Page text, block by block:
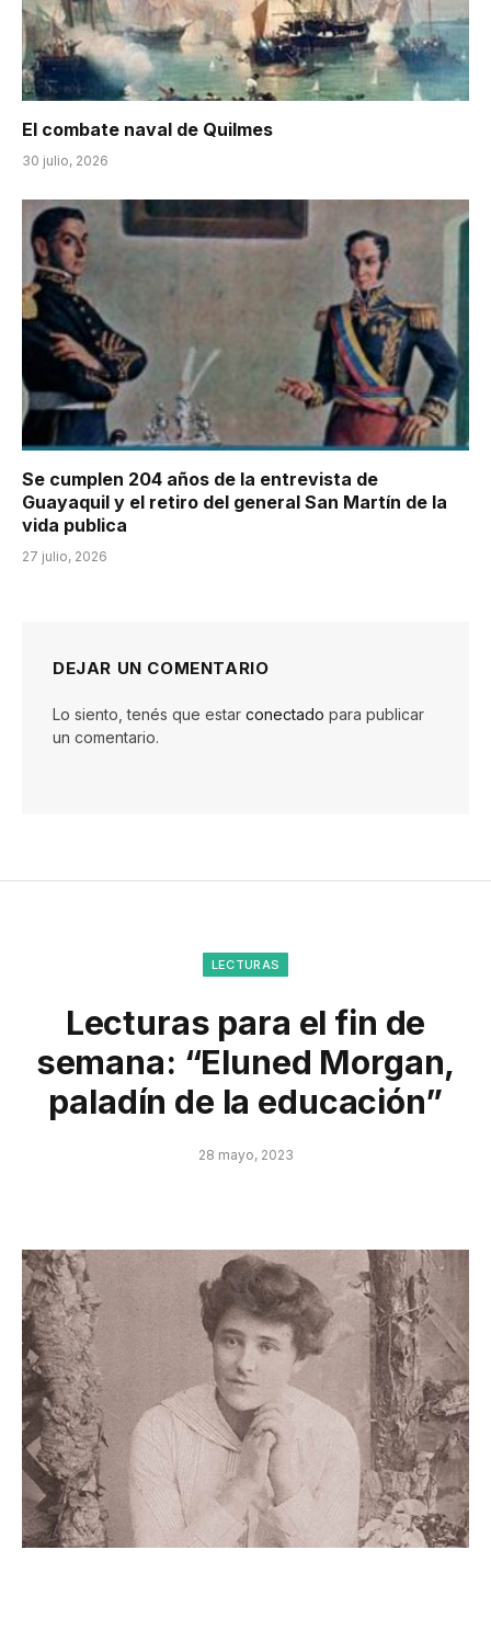
El combate naval de Quilmes
30 julio, 2026
Se cumplen 204 años de la entrevista de
Guayaquil y el retiro del general San Martín de la
vida publica
27 julio, 2026
DEJAR UN COMENTARIO
Lo siento, tenés que estar conectado para publicar
un comentario.
LECTURAS
Lecturas para el fin de
semana: “Eluned Morgan,
paladín de la educación”
28 mayo, 2023